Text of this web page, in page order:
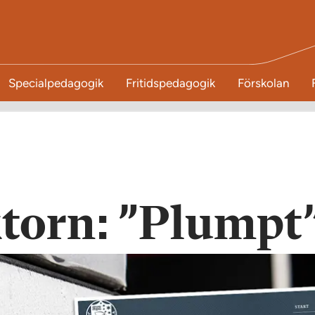
Specialpedagogik Fritidspedagogik Förskolan